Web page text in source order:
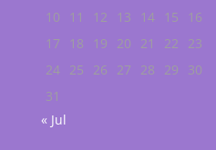
10
11 12 13 14 15
16
17
18 19 20 21 22
23
24 25 26 27 28 29
30
31
« Jul